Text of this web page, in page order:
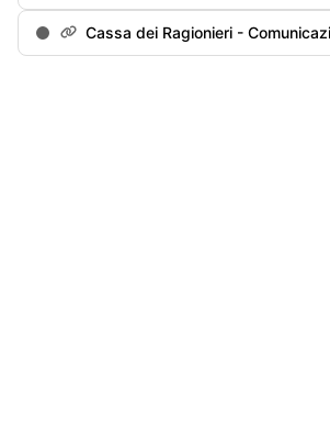
Cassa dei Ragionieri - Comunicazione